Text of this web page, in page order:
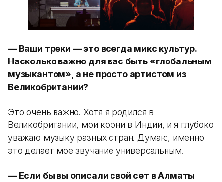
— Ваши треки — это всегда микс культур.
Насколько важно для вас быть «глобальным
музыкантом», а не просто артистом из
Великобритании?
Это очень важно. Хотя я родился в
Великобритании, мои корни в Индии, и я глубоко
уважаю музыку разных стран. Думаю, именно
это делает мое звучание универсальным.
— Если бы вы описали свой сет в Алматы